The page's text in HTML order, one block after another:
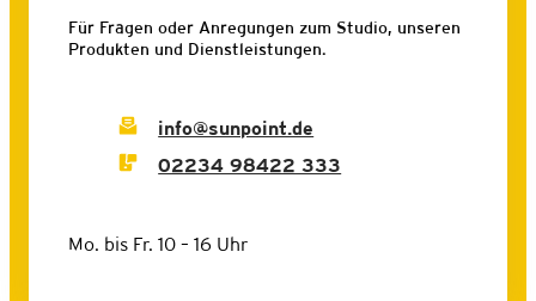
Für Fragen oder Anregungen zum Studio, unseren
Produkten und Dienstleistungen.
info@sunpoint.de
02234 98422 333
Mo. bis Fr. 10 – 16 Uhr